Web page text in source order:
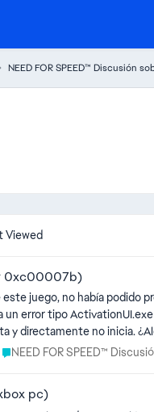
NEED FOR SPEED™ Discusión
Viewed
0xc00007b)
juego, no había podido
un error tipo
y directamente no inicia.
NEED FOR SPEED™
NEED FOR SPEED™
pc)